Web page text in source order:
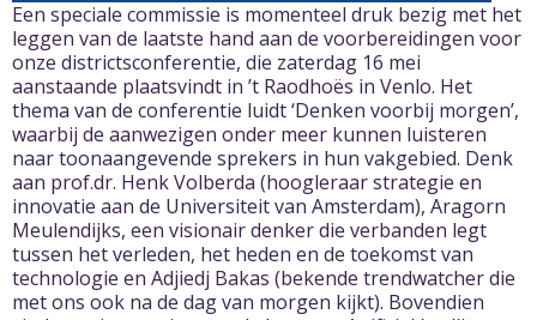
Een speciale commissie is momenteel druk bezig met het
leggen van de laatste hand aan de voorbereidingen voor
onze districtsconferentie, die zaterdag 16 mei
aanstaande plaatsvindt in ’t Raodhoës in Venlo. Het
thema van de conferentie luidt ‘Denken voorbij morgen’,
waarbij de aanwezigen onder meer kunnen luisteren
naar toonaangevende sprekers in hun vakgebied. Denk
aan prof.dr. Henk Volberda (hoogleraar strategie en
innovatie aan de Universiteit van Amsterdam), Aragorn
Meulendijks, een visionair denker die verbanden legt
tussen het verleden, het heden en de toekomst van
technologie en Adjiedj Bakas (bekende trendwatcher die
met ons ook na de dag van morgen kijkt). Bovendien